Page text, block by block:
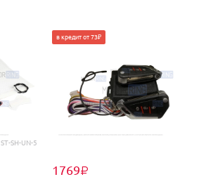
ST-SH-UN-5
1769₽
в кредит от 73₽